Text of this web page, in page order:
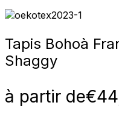
Tapis Bohoà
Shaggy
à partir de€